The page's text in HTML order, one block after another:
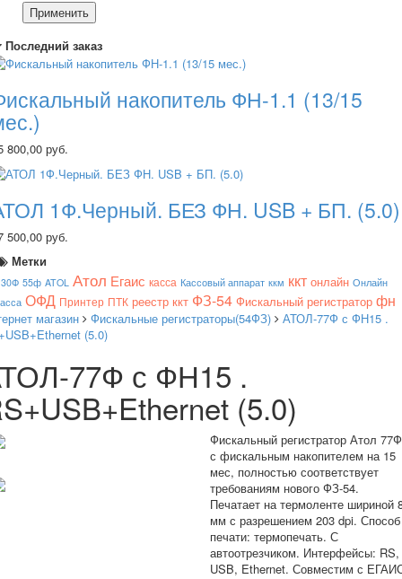
Применить
Последний заказ
накопитель ФН-1.1 (13/15
800,00 руб.
1Ф.Черный. БЕЗ ФН. USB + БП. (5.0)
500,00 руб.
Метки
55ф ATOL Атол Егаис касса Кассовый аппарат ккм ккт онлайн Онлайн
ОФД Принтер ПТК реестр ккт ФЗ-54 Фискальный регистратор фн
магазин Фискальные регистраторы(54ФЗ)
АТОЛ-77Ф с ФН15 .
(5.0)
77Ф с ФН15 .
(5.0)
Фискальный регистратор Атол 77Ф
с фискальным накопителем на 15
мес, полностью соответствует
требованиям нового ФЗ-54.
Печатает на термоленте шириной
мм с разрешением 203 dpi. Способ
печати: термопечать. С
автоотрезчиком. Интерфейсы: RS,
USB, Ethernet. Совместим с